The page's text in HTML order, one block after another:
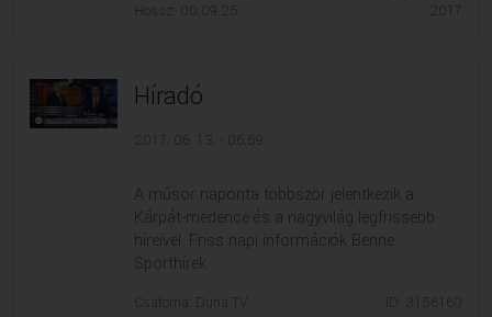
Hossz: 00:09:25
2017
Híradó
2017. 06. 13. - 06:59
A műsor naponta többször jelentkezik a
Kárpát-medence és a nagyvilág legfrissebb
híreivel. Friss napi információk Benne:
Sporthírek
Csatorna: Duna TV